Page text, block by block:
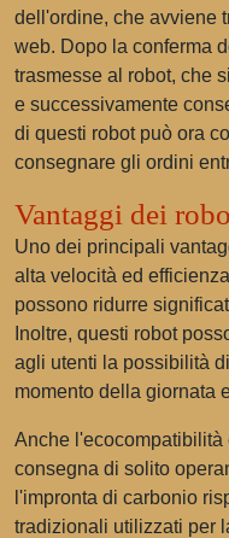
dell'ordine, che avviene
web. Dopo la conferma
trasmesse al robot, che
e successivamente
di questi robot può ora
consegnare gli ordini
Vantaggi dei
Uno dei principali
alta velocità ed
possono ridurre
Inoltre, questi robot
agli utenti la possibilità
momento della giornata
Anche l'ecocompatibilità
consegna di solito
l'impronta di carbonio
tradizionali utilizzati per